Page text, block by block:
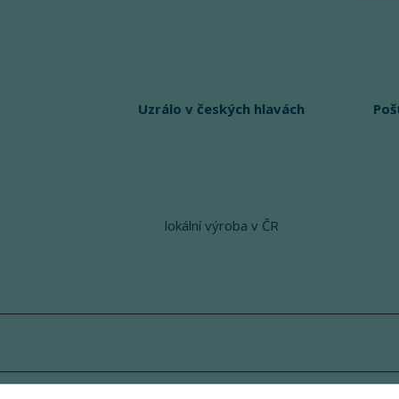
Uzrálo v českých hlavách
lokální výroba v ČR